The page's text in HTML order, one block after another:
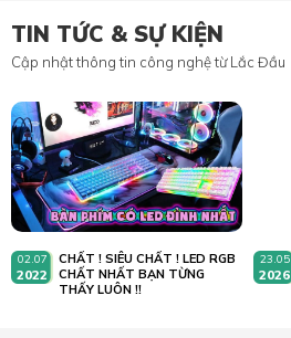
TIN TỨC & SỰ KIỆN
Cập nhật thông tin công nghệ từ Lắc Đầu
02.07
2022
CHẤT ! SIÊU CHẤT ! LED RGB
CHẤT NHẤT BẠN TỪNG
THẤY LUÔN !!
23.05
2026